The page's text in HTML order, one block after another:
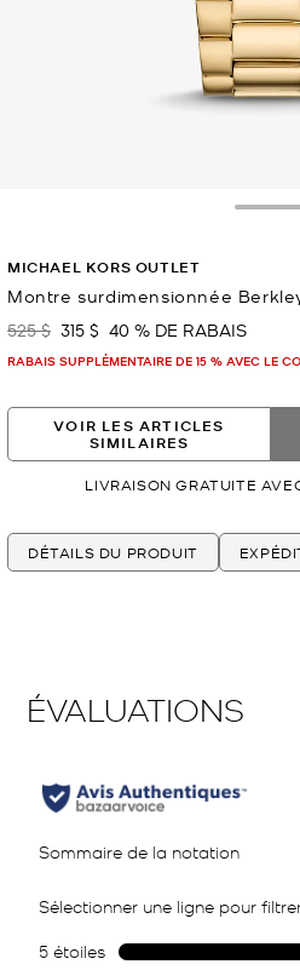
MICHAEL KORS OUTLET
Montre surdimensionnée
était
525 $ maintenant
315 $ 40 % DE RABAIS
RABAIS SUPPLÉMENTAIRE DE 15 % AVEC LE
VOIR LES ARTICLES
SIMILAIRES
LIVRAISON GRATUITE
DÉTAILS DU PRODUIT